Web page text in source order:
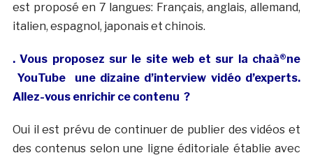
est proposé en 7 langues: Français, anglais, allemand,
italien, espagnol, japonais et chinois.
. Vous proposez sur le site web et sur la chaà®ne
YouTube une dizaine d’interview vidéo d’experts.
Allez-vous enrichir ce contenu ?
Oui il est prévu de continuer de publier des vidéos et
des contenus selon une ligne éditoriale établie avec